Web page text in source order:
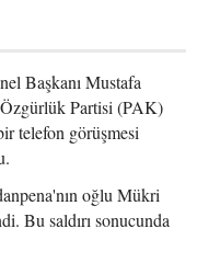
Başkanı Mustafa
Partisi (PAK)
telefon görüşmesi
oğlu Mükri
Bu saldırı sonucunda